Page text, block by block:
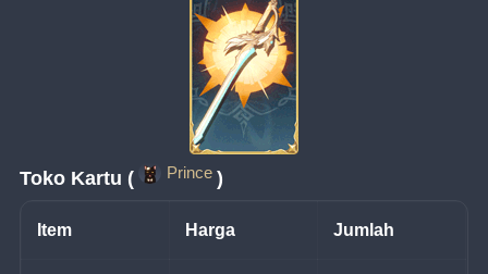
Toko Kartu ( Prince )
Item Harga Jumlah